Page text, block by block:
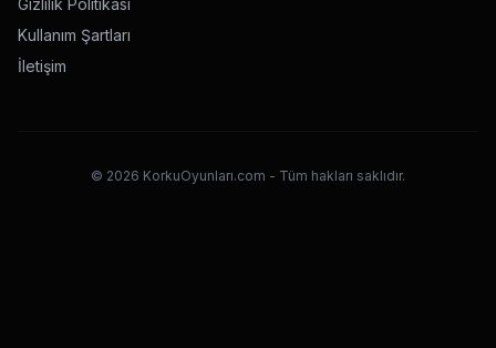
Gizlilik Politikası
Kullanım Şartları
İletişim
© 2026 KorkuOyunları.com - Tüm hakları saklıdır.